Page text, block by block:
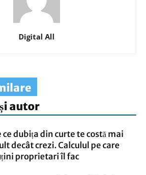
Digital All
autor
ce dubița din curte te costă mai
decât crezi. Calculul pe care
proprietari îl fac